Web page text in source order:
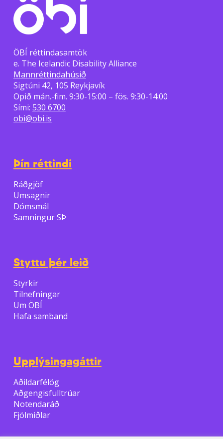
ÖBÍ réttindasamtök
e. The Icelandic Disability Alliance
Mannréttindahúsið
Sigtúni 42, 105 Reykjavík
Opið mán.-fim. 9:30-15:00 – fös. 9:30-14:00
Sími: 530 6700
obi@obi.is
Þín réttindi
Ráðgjöf
Umsagnir
Dómsmál
Samningur SÞ
Styttu þér leið
Styrkir
Tilnefningar
Um ÖBÍ
Hafa samband
Upplýsingagáttir
Aðildarfélög
Aðgengisfulltrúar
Notendaráð
Fjölmiðlar